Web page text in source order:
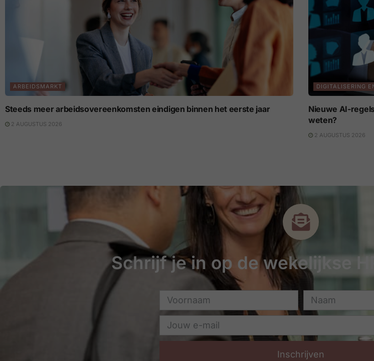
ARBEIDSMARKT
Steeds meer arbeidsovereenkomsten eindigen binnen het eerste jaar
2 AUGUSTUS 2026
DIGITALISERING
Nieuwe AI-
weten?
2 AUGUSTUS 2026
Schrijf je in op de wekelijkse
Inschrijven